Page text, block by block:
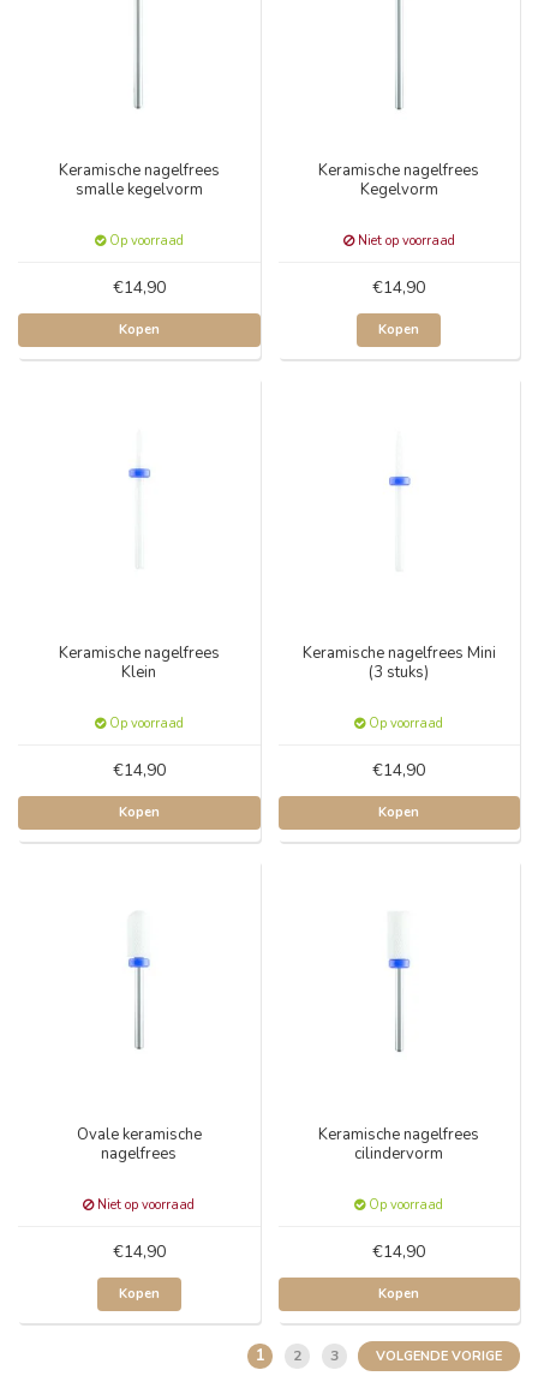
Keramische nagelfrees
smalle kegelvorm
Op voorraad
€14,90
Kopen
Keramische nagelfrees
Kegelvorm
Niet op voorraad
€14,90
Kopen
Keramische nagelfrees
Klein
Op voorraad
€14,90
Kopen
Keramische nagelfrees Mini
(3 stuks)
Op voorraad
€14,90
Kopen
Ovale keramische
nagelfrees
Niet op voorraad
€14,90
Kopen
Keramische nagelfrees
cilindervorm
Op voorraad
€14,90
Kopen
1 2 3 VOLGENDE VORIGE